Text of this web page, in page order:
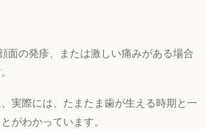
面の発疹、または激しい痛みがある場合
実際には、たまたま歯が生える時期と一
がわかっています。